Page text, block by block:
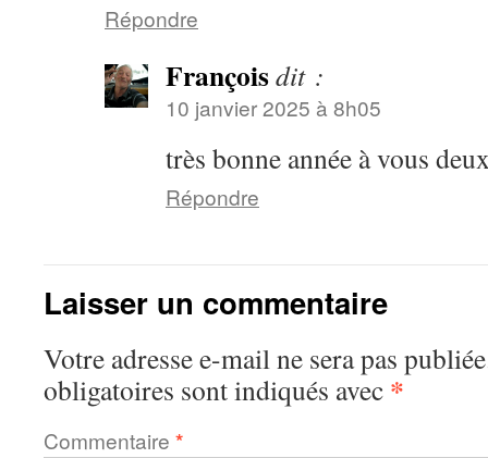
Répondre
Françoisdit :
10 janvier 2025 à 8h05
très bonne année à vous
Répondre
Laisser un commentaire
Votre adresse e-mail ne sera pas
obligatoires sont indiqués avec *
Commentaire *